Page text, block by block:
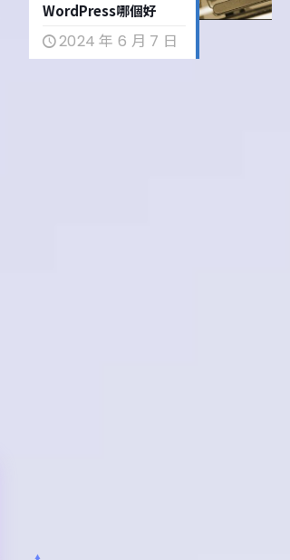
WordPress哪個好
2024 年 6 月 7 日